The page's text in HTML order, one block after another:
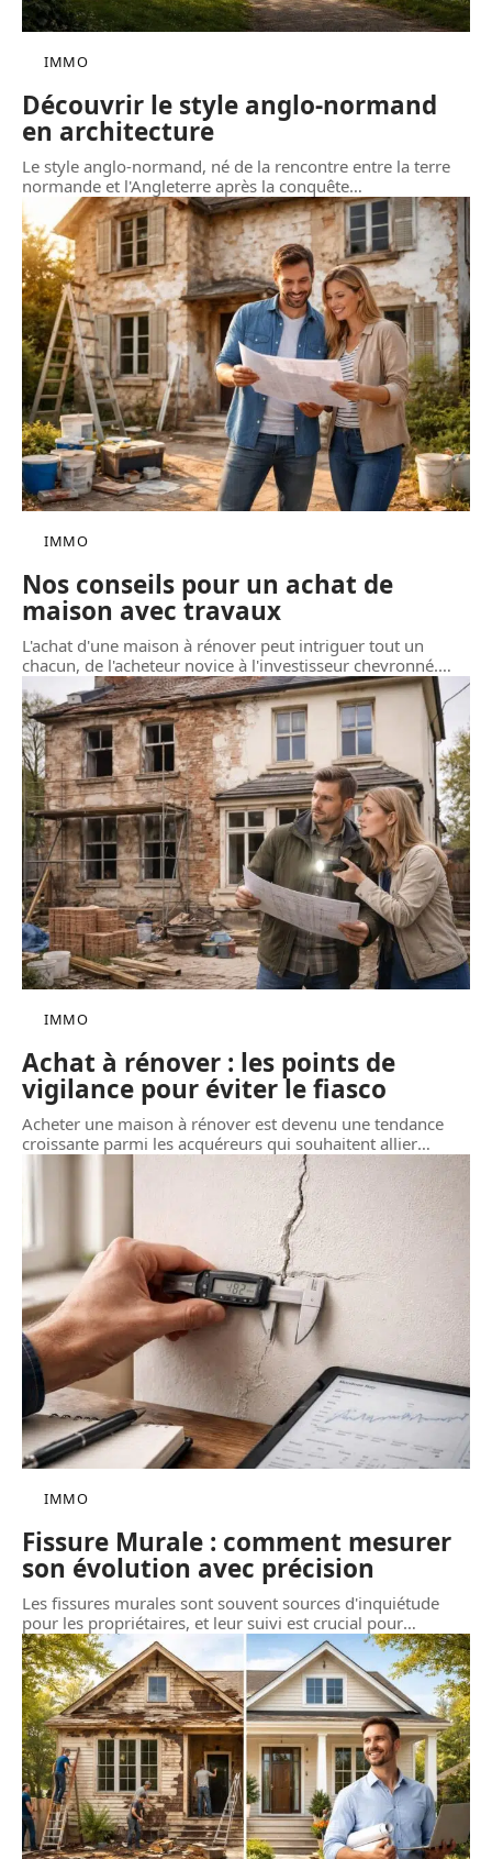
IMMO
Découvrir le style anglo-normand
en architecture
Le style anglo-normand, né de la rencontre entre la terre
normande et l'Angleterre après la conquête…
IMMO
Nos conseils pour un achat de
maison avec travaux
L'achat d'une maison à rénover peut intriguer tout un
chacun, de l'acheteur novice à l'investisseur chevronné.…
IMMO
Achat à rénover : les points de
vigilance pour éviter le fiasco
Acheter une maison à rénover est devenu une tendance
croissante parmi les acquéreurs qui souhaitent allier…
IMMO
Fissure Murale : comment mesurer
son évolution avec précision
Les fissures murales sont souvent sources d'inquiétude
pour les propriétaires, et leur suivi est crucial pour…